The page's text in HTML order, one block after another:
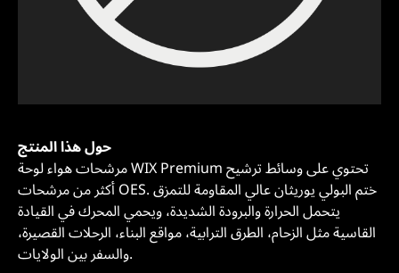
حول هذا المنتج
مرشحات هواء لوحة WIX Premium تحتوي على وسائط ترشيح
أكثر من مرشحات OES. ختم البولي يوريثان عالي المقاومة للتمزق
يتحمل الحرارة والبرودة الشديدة، ويحمي المحرك في القيادة
القاسية مثل الزحام، الطرق الترابية، مواقع البناء، الرحلات القصيرة،
والسفر بين الولايات.